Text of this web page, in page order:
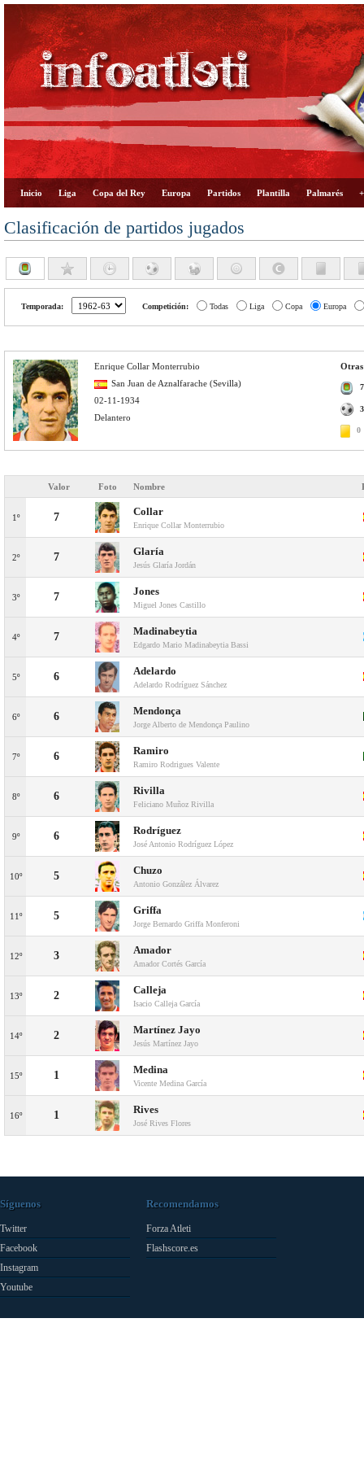
Inicio Liga Copa del Rey Europa Partidos Plantilla Palmarés
Clasificación de partidos jugados
Temporada: Competición: Todas Liga Copa Europa
Otras
7
3
0
Enrique Collar Monterrubio
San Juan de Aznalfarache (Sevilla)
02-11-1934
Delantero
Valor Foto Nombre
1º 7 Collar
Enrique Collar Monterrubio
2º 7 Glaría
Jesús Glaría Jordán
3º 7 Jones
Miguel Jones Castillo
4º 7 Madinabeytia
Edgardo Mario Madinabeytia Bassi
5º 6 Adelardo
Adelardo Rodríguez Sánchez
6º 6 Mendonça
Jorge Alberto de Mendonça Paulino
7º 6 Ramiro
Ramiro Rodrigues Valente
8º 6 Rivilla
Feliciano Muñoz Rivilla
9º 6 Rodríguez
José Antonio Rodríguez López
10º 5 Chuzo
Antonio González Álvarez
11º 5 Griffa
Jorge Bernardo Griffa Monferoni
12º 3 Amador
Amador Cortés García
13º 2 Calleja
Isacio Calleja García
14º 2 Martínez Jayo
Jesús Martínez Jayo
15º 1 Medina
Vicente Medina García
16º 1 Rives
José Rives Flores
Síguenos
Twitter
Facebook
Instagram
Youtube
Recomendamos
Forza Atleti
Flashscore.es